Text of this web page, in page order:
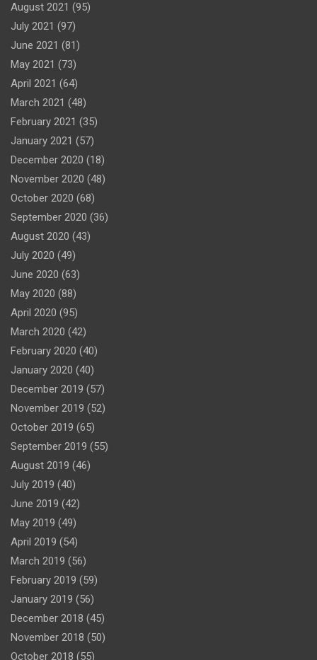
August 2021 (95)
July 2021 (97)
June 2021 (81)
May 2021 (73)
April 2021 (64)
March 2021 (48)
February 2021 (35)
January 2021 (57)
December 2020 (18)
November 2020 (48)
October 2020 (68)
September 2020 (36)
August 2020 (43)
July 2020 (49)
June 2020 (63)
May 2020 (88)
April 2020 (95)
March 2020 (42)
February 2020 (40)
January 2020 (40)
December 2019 (57)
November 2019 (52)
October 2019 (65)
September 2019 (55)
August 2019 (46)
July 2019 (40)
June 2019 (42)
May 2019 (49)
April 2019 (54)
March 2019 (56)
February 2019 (59)
January 2019 (56)
December 2018 (45)
November 2018 (50)
October 2018 (55)